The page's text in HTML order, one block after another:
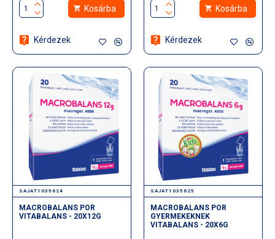
Kosárba
Kérdezek
Kosárba
Kérdezek
SAJAT1035624
MACROBALANS POR
VITABALANS - 20X12G
SAJAT1035625
MACROBALANS POR
GYERMEKEKNEK
VITABALANS - 20X6G